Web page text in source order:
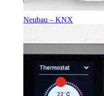
Neubau – KNX